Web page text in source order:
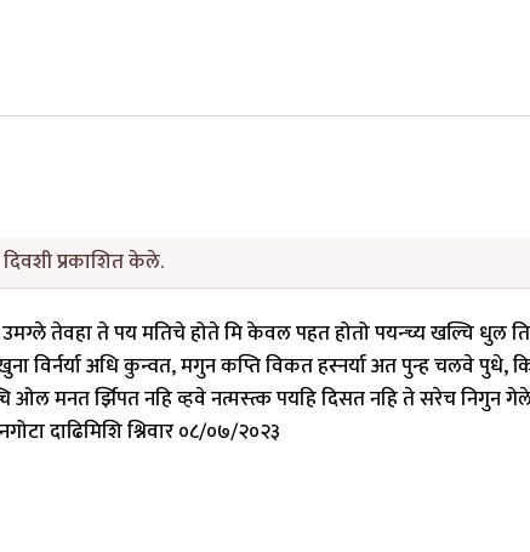
प्रकाशित केले.
तेवहा ते पय मतिचे होते मि केवल पहत होतो पयन्च्य खल्चि धुल ति
अधि कुन्वत, मगुन कप्ति विकत हस्नर्या अत पुन्ह चलवे पुधे,
ओल मनत र्झिपत नहि व्हवे नत्मस्त्क पयहि दिसत नहि ते सरेच निगुन
दाढिमिशि श्निवार ०८/०७/२०२३